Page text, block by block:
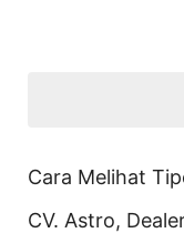
Cara Melihat
CV. Astro,